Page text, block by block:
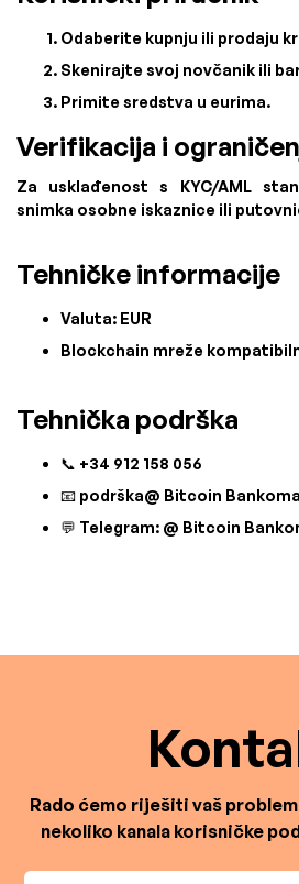
Odaberite kupnju ili prodaju
Skenirajte svoj novčanik ili
Primite sredstva u eurima.
Verifikacija i
Za usklađenost s KYC/AML
snimka osobne iskaznice ili
Tehničke informacije
Valuta: EUR
Blockchain mreže
Tehnička podrška
📞 +34 912 158 056
📧 podrška@ Bitcoin
💬 Telegram: @ Bitcoin
Rado ćemo riješiti vaš
nekoliko kanala korisničke